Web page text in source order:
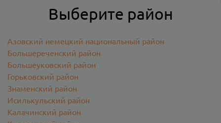
Выберите район
Азовский немецкий национальный район
Большереченский район
Большеуковский район
Горьковский район
Знаменский район
Исилькульский район
Калачинский район